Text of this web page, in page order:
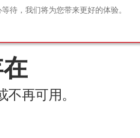
待，我们将为您带来更好的体验。
再可用。